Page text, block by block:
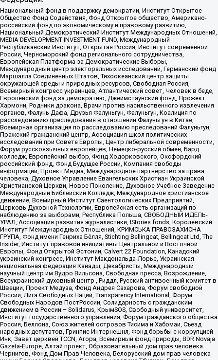
Национальный фонд в поддержку демократии, Институт Открытое
Общество Фонд Содействия, Фонд Открытое общество, Американо-
российский фонд по экономическому и правовому развитию,
Национальный Демократический Институт Международных Отношений,
MEDIA DEVELOPMENT INVESTMENT FUND, Международный
Республиканский Институт, Открытая Россия, Институт современной
России, Черноморский фонд регионального сотрудничества,
Европейская Платформа за Демократические Выборы,
Международный центр электоральных исследований, Германский фонд
Маршалла Соединенных Штатов, Тихоокеанский центр защиты
окружающей среды и природных ресурсов, Свободная Россия,
Всемирный конгресс украинцев, Атлантический совет, Человек в беде,
Европейский фонд за демократию, Джеймстаунский фонд, Прожект
Хармони, Родники дракона, Врачи против насильственного извлечения
органов, Фалунь Дафа, Друзья Фалуньгун, Фалуньгун, Коалиция по
расследованию преследования в отношении Фалуньгун в Китае,
Всемирная организация по расследованию преследований Фалуньгун,
Пражский гражданский центр, Ассоциация школ политических
исследований при Совете Европы, Центр либеральной современности,
Форум русскоязычных европейцев, Немецко-русский обмен, Бард
колледж, Европейский выбор, Фонд Ходорковского, Оксфордский
российский фонд, Фонд Будущее России, Компания свободы
информации, Проект Медиа, Международное партнерство за права
человека, Духовное Управление Евангельских Христиан Украинской
Христианской Церкви, Новое Поколение, Духовное Учебное Заведение
Международный Библейский Колледж, Международное христианское
движение, Всемирный Институт Саентологических Предприятий,
Церковь Духовной Технологии, Европейская сеть организаций по
наблюдению за выборами, Республика Польша, СВОБОДНЫЙ ИДЕЛЬ-
УРАЛ, Ассоциация развития журналистики, IStories fonds, Королевский
Институт Международных Отношений, КРИМСЬКА ПРАВОЗАХИСНА
ГРУПА, Фонд имени Генриха Бёлля, Stichting Bellingcat, Bellingcat Ltd, The
Insider, Институт правовой инициативы Центральной и Восточной
Европы, Фонд Открытой Эстонии, Calvert 22 Foundation, Канадский
украинский конгресс, Институт Макдональда-Лорье, Украинская
национальная федерация Канады, Декабристы, Международный
научный центр им Вудро Вильсона, Свободная пресса, Возрождение,
Всеукраинский духовный центр , Риддл, Русский антивоенный комитет в
Швеции, Проект Медуза, Фонд Андрея Сахарова, Форум свободной
России, Лига Свободных Наций, Transparеncy International, Форум
Свободных Народов ПостРоссии, Солидарность с гражданским
движением в России – Solidarus, КрымSOS, Свободный университет,
Институт государственного управления, Форум гражданского общества
Россия, Беллона, Союз жителей островов Тисима и Хабомаи, Съезд
народных депутатов, Гринпис Интернешнл, Фонд борьбы с коррупцией
Инк, Завет церквей TCCN, Агора, Всемирный фонд природы, BDR Novaja
Gazeta-Europe, Алтай проект, Образовательный дом прав человека
Чернигов, Фонд Дом Прав Человека, Белорусский дом прав человека